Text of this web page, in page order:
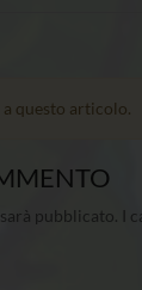
questo articolo.
pubblicato.
I